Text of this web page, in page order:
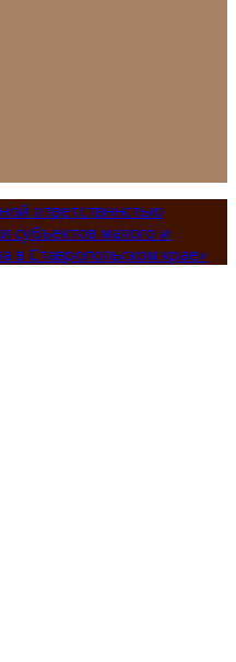
ответствннстью
субъектов малого и
в Ставропольском крае»